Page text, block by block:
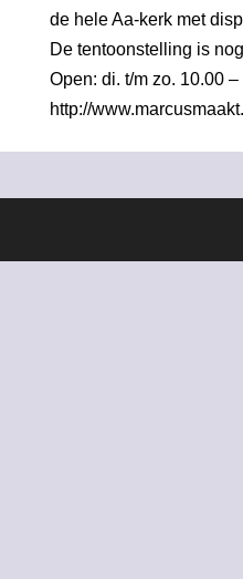
de hele Aa-kerk met
De tentoonstelling is
Open: di. t/m zo. 10.00 –
http://